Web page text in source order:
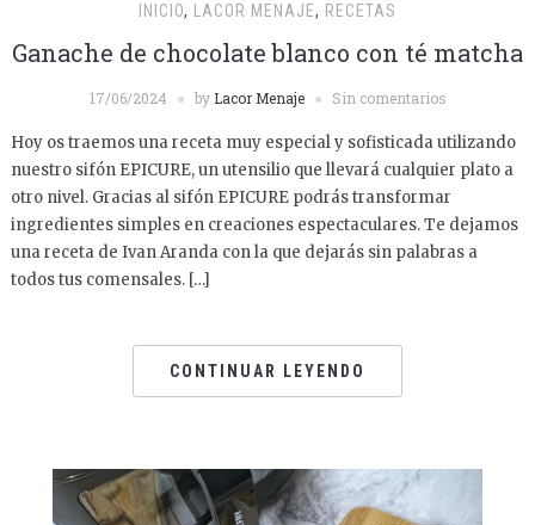
INICIO, LACOR MENAJE, RECETAS
Ganache de chocolate blanco con té matcha
17/06/2024 by Lacor Menaje Sin comentarios
Hoy os traemos una receta muy especial y sofisticada utilizando
nuestro sifón EPICURE, un utensilio que llevará cualquier plato a
otro nivel. Gracias al sifón EPICURE podrás transformar
ingredientes simples en creaciones espectaculares. Te dejamos
una receta de Ivan Aranda con la que dejarás sin palabras a
todos tus comensales. […]
CONTINUAR LEYENDO